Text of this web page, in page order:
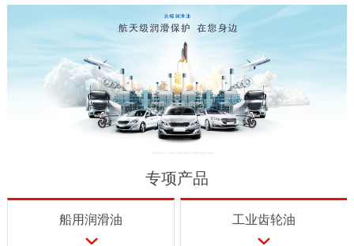
专项产品
船用润滑油 工业齿轮油